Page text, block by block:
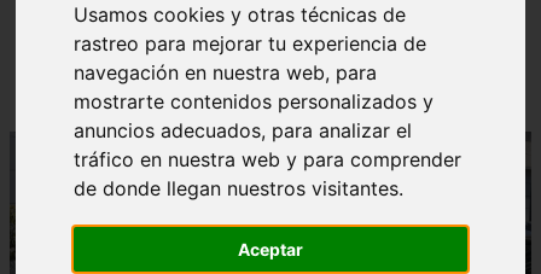
Usamos cookies y otras técnicas de
rastreo para mejorar tu experiencia de
navegación en nuestra web, para
mostrarte contenidos personalizados y
anuncios adecuados, para analizar el
tráfico en nuestra web y para comprender
de donde llegan nuestros visitantes.
Aceptar
▷ Zona Azul Córdoba 《 Horarios y Tarifas 2024 》